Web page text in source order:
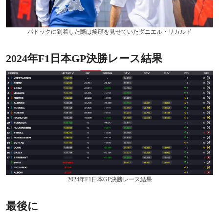
パドックに到着した際は笑顔を見せていたダニエル・リカルド
2024年F1日本GP決勝レース結果
2024年F1日本GP決勝レース結果
最後に